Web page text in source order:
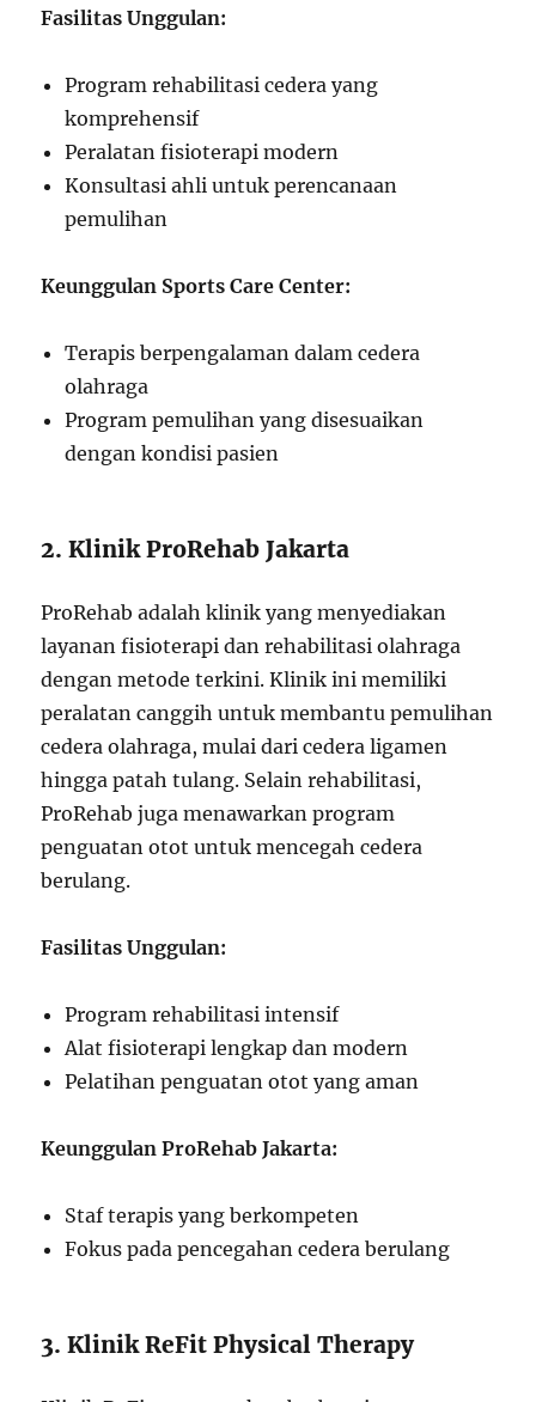
Fasilitas Unggulan:
Program rehabilitasi cedera yang
komprehensif
Peralatan fisioterapi modern
Konsultasi ahli untuk perencanaan
pemulihan
Keunggulan Sports Care Center:
Terapis berpengalaman dalam cedera
olahraga
Program pemulihan yang disesuaikan
dengan kondisi pasien
2. Klinik ProRehab Jakarta
ProRehab adalah klinik yang menyediakan
layanan fisioterapi dan rehabilitasi olahraga
dengan metode terkini. Klinik ini memiliki
peralatan canggih untuk membantu pemulihan
cedera olahraga, mulai dari cedera ligamen
hingga patah tulang. Selain rehabilitasi,
ProRehab juga menawarkan program
penguatan otot untuk mencegah cedera
berulang.
Fasilitas Unggulan:
Program rehabilitasi intensif
Alat fisioterapi lengkap dan modern
Pelatihan penguatan otot yang aman
Keunggulan ProRehab Jakarta:
Staf terapis yang berkompeten
Fokus pada pencegahan cedera berulang
3. Klinik ReFit Physical Therapy